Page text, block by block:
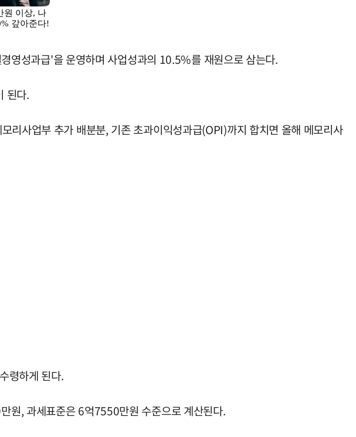
영성과급'을 운영하며 사업성과의 10.5%를 재원으로 삼는다.
된다.
리사업부 추가 배분분, 기존 초과이익성과급(OPI)까지 합치면 올해 메모리사
령하게 된다.
원, 과세표준은 6억7550만원 수준으로 계산된다.